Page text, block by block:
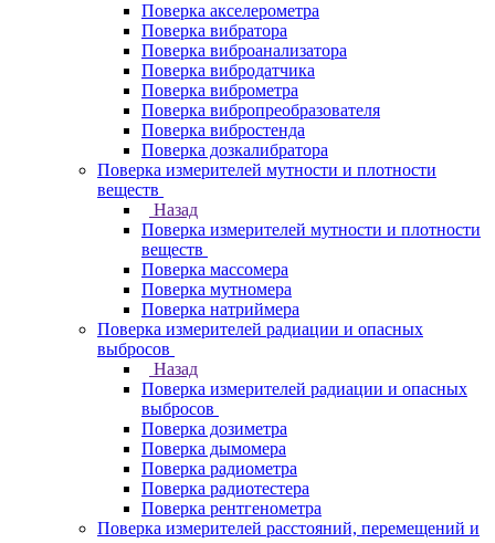
Поверка акселерометра
Поверка вибратора
Поверка виброанализатора
Поверка вибродатчика
Поверка виброметра
Поверка вибропреобразователя
Поверка вибростенда
Поверка дозкалибратора
Поверка измерителей мутности и плотности
веществ
Назад
Поверка измерителей мутности и плотности
веществ
Поверка массомера
Поверка мутномера
Поверка натриймера
Поверка измерителей радиации и опасных
выбросов
Назад
Поверка измерителей радиации и опасных
выбросов
Поверка дозиметра
Поверка дымомера
Поверка радиометра
Поверка радиотестера
Поверка рентгенометра
Поверка измерителей расстояний, перемещений и